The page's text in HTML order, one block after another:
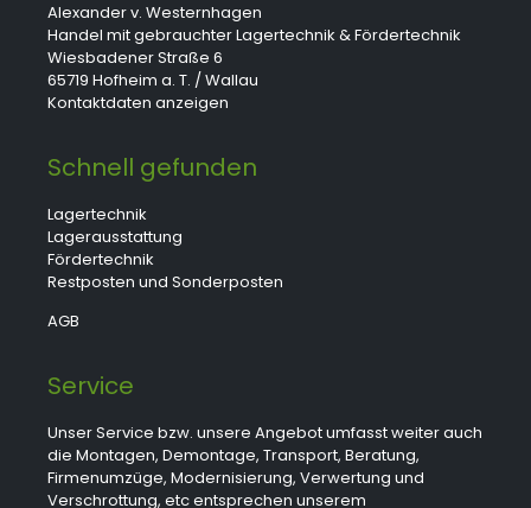
Alexander v. Westernhagen
Handel mit gebrauchter Lagertechnik & Fördertechnik
Wiesbadener Straße 6
65719 Hofheim a. T. / Wallau
Kontaktdaten anzeigen
Schnell gefunden
Lagertechnik
Lagerausstattung
Fördertechnik
Restposten und Sonderposten
AGB
Service
Unser Service bzw. unsere Angebot umfasst weiter auch
die Montagen, Demontage, Transport, Beratung,
Firmenumzüge, Modernisierung, Verwertung und
Verschrottung, etc entsprechen unserem